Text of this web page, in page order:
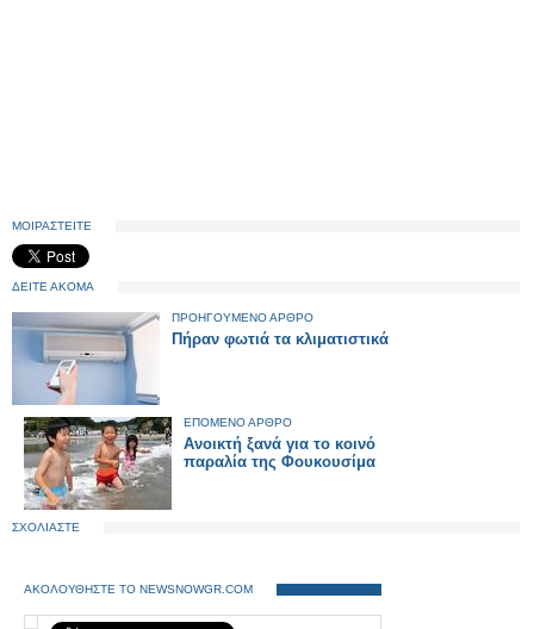
ΜΟΙΡΑΣΤΕΙΤΕ
ΔΕΙΤΕ ΑΚΟΜΑ
ΠΡΟΗΓΟΥΜΕΝΟ ΑΡΘΡΟ
Πήραν φωτιά τα κλιματιστικά
ΕΠΟΜΕΝΟ ΑΡΘΡΟ
Ανοικτή ξανά για το κοινό
παραλία της Φουκουσίμα
ΣΧΟΛΙΑΣΤΕ
ΑΚΟΛΟΥΘΗΣΤΕ ΤΟ NEWSNOWGR.COM